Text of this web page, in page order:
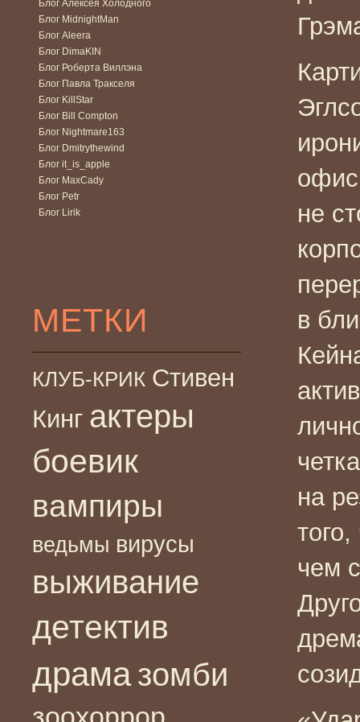
Блог Алексея Холодного
Блог MidnightMan
Блог Aleera
Блог DimaKIN
Блог Роберта Виллэна
Блог Павла Тракселя
Блог KillStar
Блог Bill Compton
Блог Nightmare163
Блог Dmitrythewind
Блог it_is_apple
Блог MaxCady
Блог Petr
Блог Lirik
МЕТКИ
КЛУБ-КРИК Стивен
Кинг актеры
боевик
вампиры
ведьмы вирусы
выживание
детектив
драма зомби
не
в
на
чем